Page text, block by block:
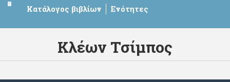
Κατάλογος βιβλίων Ενότητες
Κλέων Τσίμπος